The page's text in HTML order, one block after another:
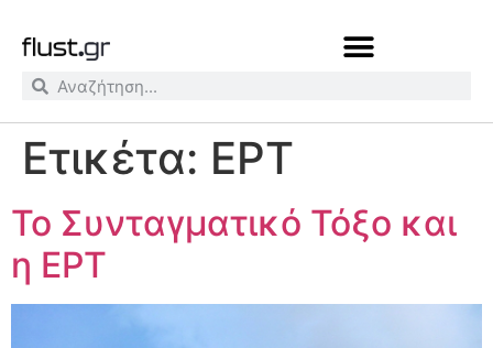
Ετικέτα: ΕΡΤ
Το Συνταγματικό Τόξο και
η ΕΡΤ